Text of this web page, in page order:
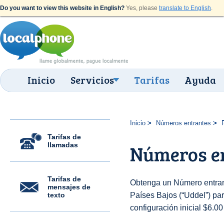
Do you want to view this website in English? Yes, please translate to English.
Inicio Servicios Tarifas Ayuda
Tarifas de
llamadas
Tarifas de
mensajes de
texto
Inicio Números entrantes
Números
Obtenga un Número
Países Bajos (“Uddel”)
configuración inicial